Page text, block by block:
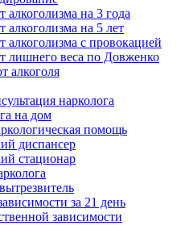
алкоголизма на 3 года
алкоголизма на 5 лет
алкоголизма с провокацией
лишнего веса по Довженко
алкоголя
нарколога
на дом
помощь
диспансер
стационар
за 21 день
зависимости